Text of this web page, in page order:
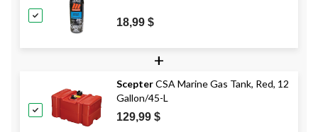
18,99 $
+
ScepterCSA Marine Gas Tank, Red, 12
Gallon/45-L
129,99 $